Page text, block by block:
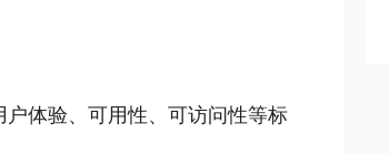
体验、可用性、可访问性等标